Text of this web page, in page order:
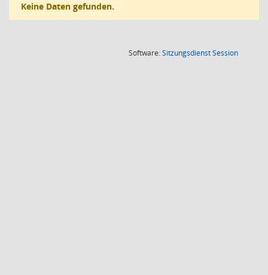
Keine Daten gefunden.
Software:SitzungsdienstSession(Wird in